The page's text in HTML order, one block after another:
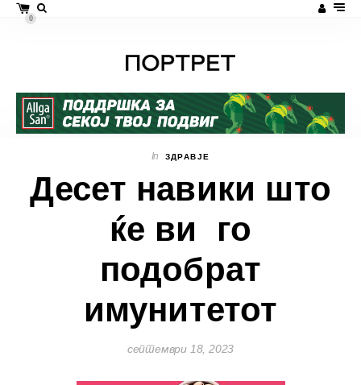
0
In ЗДРАВЈЕ
Десет навики што
ќе ви го
подобрат
имунитетот
септември 18, 2023